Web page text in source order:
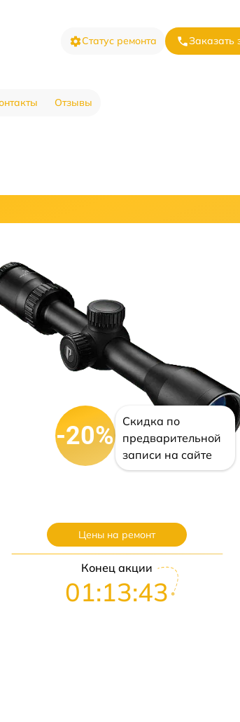
Статус ремонта Заказать
Отзывы
-20%
Скидка по
предварительной
записи на сайте
Цены на ремонт
Конец акции
01:13:42